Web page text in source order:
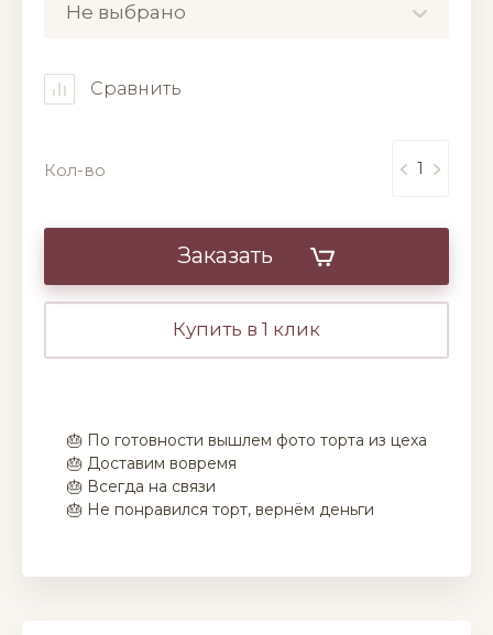
Не выбрано
Сравнить
Кол-во
Заказать
Купить в 1 клик
🎂 По готовности вышлем фото торта из цеха
🎂 Доставим вовремя
🎂 Всегда на связи
🎂 Не понравился торт, вернём деньги